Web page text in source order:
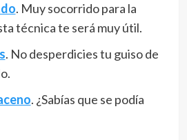
. Muy socorrido para la
técnica te será muy útil.
. No desperdicies tu guiso de
. ¿Sabías que se podía